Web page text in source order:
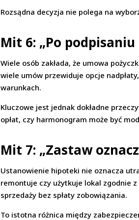
Rozsądna decyzja nie polega na
Mit 6: „Po
Wiele osób zakłada, że umowa
wiele umów przewiduje opcje
warunkach.
Kluczowe jest jednak dokładne
opłat, czy harmonogram może być
Mit 7: „Zastaw
Ustanowienie hipoteki nie oznacza
remontuje czy użytkuje lokal zgodnie
sprzedaży bez spłaty zobowiązania.
To istotna różnica między